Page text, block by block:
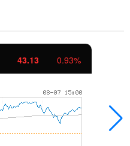
43.13 0.93%